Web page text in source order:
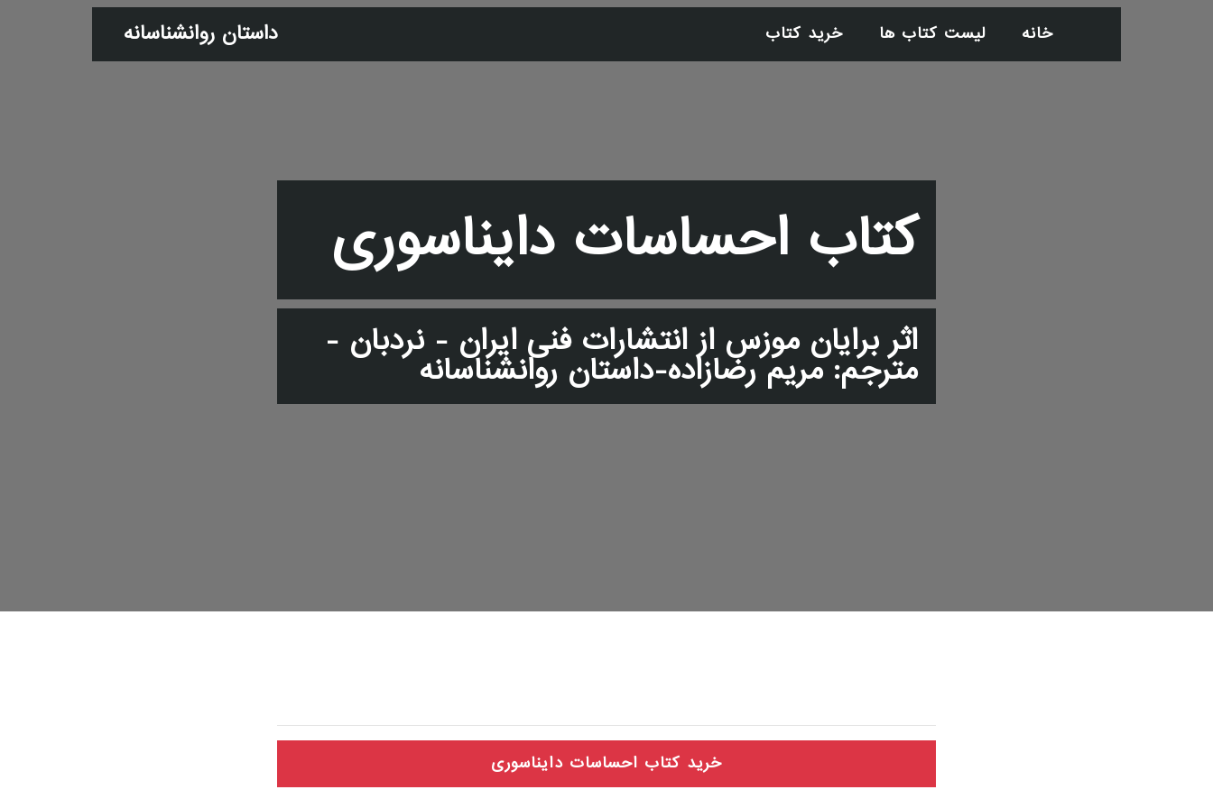
داستان روانشناسانه خانه لیست کتاب ها خرید کتاب
کتاب احساسات دایناسوری
اثر برایان موزس از انتشارات فنی ایران - نردبان -
مترجم: مریم رضازاده-داستان روانشناسانه
خرید کتاب احساسات دایناسوری